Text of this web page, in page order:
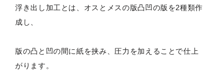
浮き出し加工とは、オスとメスの版凸凹の版を2種類作
成し、
版の凸と凹の間に紙を挟み、圧力を加えることで仕上
がります。